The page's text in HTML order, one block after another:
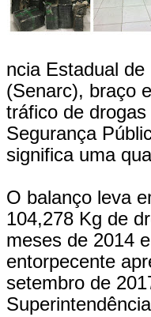
ncia Estadual
(Senarc), braço
tráfico de
Segurança
significa uma
O balanço leva
104,278 Kg de
meses de 2014
entorpecente
setembro de